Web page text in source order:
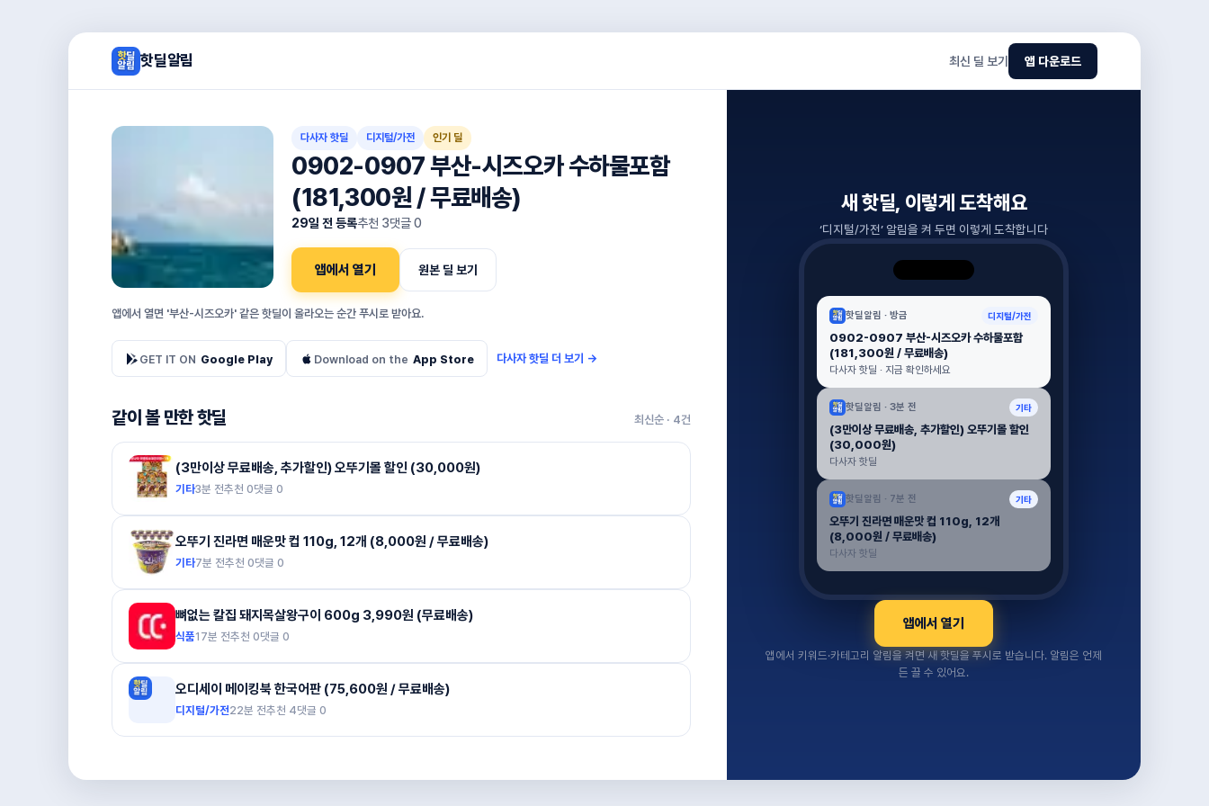
핫딜알림 최신 딜 보기 앱 다운로드
다사자 핫딜 디지털/가전 인기 딜
0902-0907 부산-시즈오카 수하물포함
(181,300원 / 무료배송)
29일 전 등록추천 3댓글0
앱에서 열기 원본 딜 보기
앱에서 열면 '부산-시즈오카' 같은 핫딜이 올라오는 순간 푸시로 받아요.
GET IT ON Google Play Download on the App Store 다사자 핫딜 더 보기 →
새 핫딜, 이렇게 도착해요
‘디지털/가전’ 알림을 켜 두면 이렇게 도착합니다
핫딜알림 · 방금 디지털/가전
0902-0907 부산-시즈오카 수하물포함
(181,300원 / 무료배송)
다사자 핫딜 · 지금 확인하세요
핫딜알림 · 3분 전 기타
(3만이상 무료배송, 추가할인) 오뚜기몰 할인
(30,000원)
다사자 핫딜
핫딜알림 · 7분 전 기타
오뚜기 진라면 매운맛 컵 110g, 12개
(8,000원 / 무료배송)
다사자 핫딜
앱에서 열기
앱에서 키워드·카테고리 알림을 켜면 새 핫딜을 푸시로 받습니다. 알림은 언제
든 끌 수 있어요.
같이 볼 만한 핫딜 최신순 · 4건
(3만이상 무료배송, 추가할인) 오뚜기몰 할인 (30,000원)
기타3분 전추천 0댓글 0
오뚜기 진라면 매운맛 컵 110g, 12개 (8,000원 / 무료배송)
기타7분 전추천 0댓글 0
뼈없는 칼집 돼지목살왕구이 600g 3,990원 (무료배송)
식품17분 전추천 0댓글 0
오디세이 메이킹북 한국어판 (75,600원 / 무료배송)
디지털/가전22분 전추천 4댓글 0